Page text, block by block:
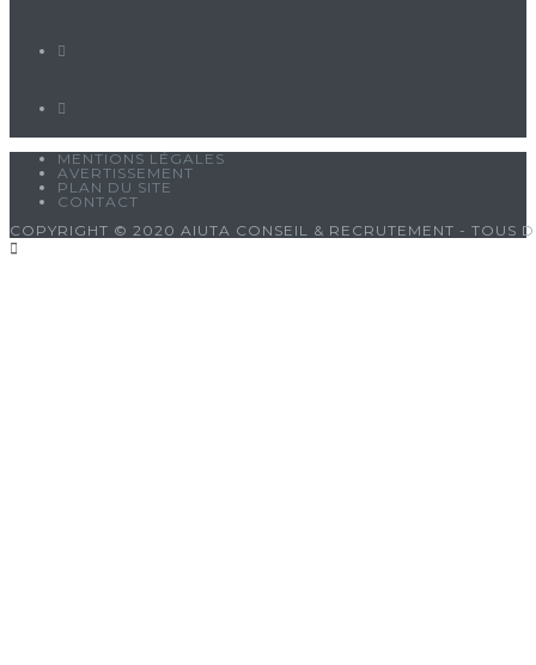
MENTIONS LÉGALES
AVERTISSEMENT
PLAN DU SITE
CONTACT
COPYRIGHT © 2020 AIUTA CONSEIL & RECRUTEMENT - TOUS